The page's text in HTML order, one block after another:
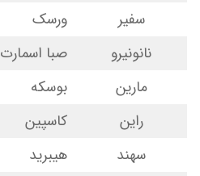
سفیر
ورسک
نانونیرو
صبا اسمارت
مارین
بوسکه
راین
کاسپین
سهند
هیبرید